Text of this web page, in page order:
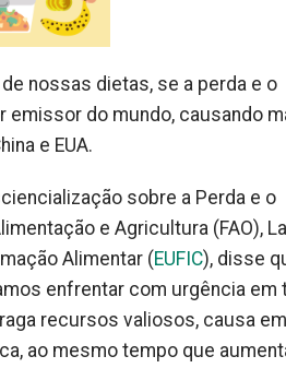
nossas dietas, se a perda e o
do mundo, causando
e EUA.
sobre a Perda e o
e Agricultura (FAO),
Alimentar (EUFIC), disse
enfrentar com urgência em
recursos valiosos, causa
ao mesmo tempo que